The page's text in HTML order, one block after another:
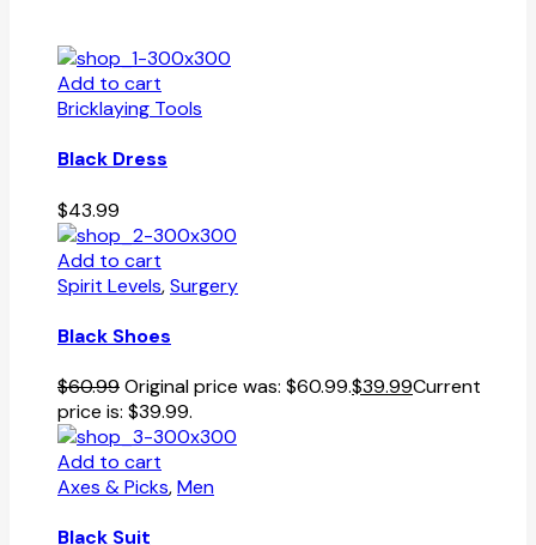
Add to cart
Bricklaying Tools
Black Dress
$43.99
Add to cart
Spirit Levels,Surgery
Black Shoes
$60.99Original price was: $60.99.$39.99Current
price is: $39.99.
Add to cart
Axes & Picks,Men
Black Suit